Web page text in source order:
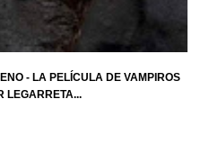
- LA PELÍCULA DE VAMPIROS
LEGARRETA...